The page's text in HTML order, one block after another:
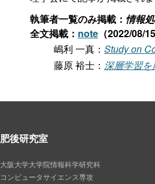
執筆者一覧のみ掲載： 情報
全文掲載： note （2022/08/
嶋利 一真： Study on
藤原 裕士： 深層学習
肥後研究室
大阪大学大学院情報科学研究科
コンピュータサイエンス専攻